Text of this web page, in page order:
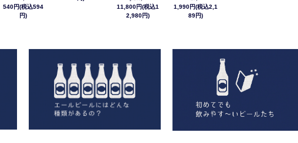
540円(税込594
円)
11,800円(税込1
2,980円)
1,990円(税込2,1
89円)